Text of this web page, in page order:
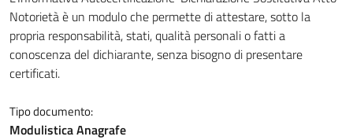
Notorietà è un modulo che permette di attestare, sotto la
propria responsabilità, stati, qualità personali o fatti a
conoscenza del dichiarante, senza bisogno di presentare
certificati.
Tipo documento:
Modulistica Anagrafe